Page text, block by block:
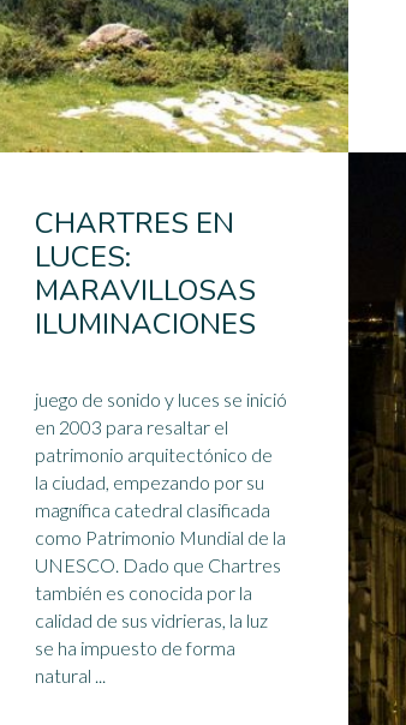
CHARTRES EN
LUCES:
MARAVILLOSAS
ILUMINACIONES
juego de sonido y luces se inició
en 2003 para resaltar el
patrimonio arquitectónico de
la ciudad, empezando por su
magnífica catedral clasificada
como Patrimonio Mundial de la
UNESCO. Dado que Chartres
también es conocida por la
calidad de sus vidrieras, la luz
se ha impuesto de forma
natural ...